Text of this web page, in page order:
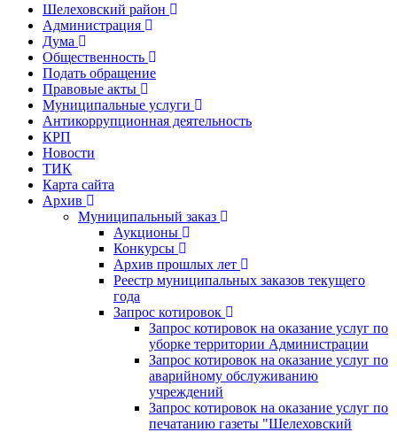
Шелеховский район
Администрация
Дума
Общественность
Подать обращение
Правовые акты
Муниципальные услуги
Антикоррупционная деятельность
КРП
Новости
ТИК
Карта сайта
Архив
Муниципальный заказ
Аукционы
Конкурсы
Архив прошлых лет
Реестр муниципальных заказов текущего
года
Запрос котировок
Запрос котировок на оказание услуг по
уборке территории Администрации
Запрос котировок на оказание услуг по
аварийному обслуживанию
учреждений
Запрос котировок на оказание услуг по
печатанию газеты "Шелеховский